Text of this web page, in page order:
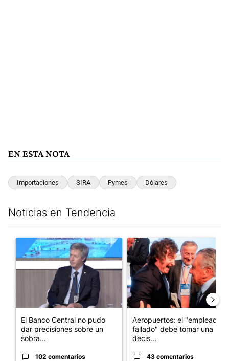
EN ESTA NOTA
Importaciones SIRA Pymes Dólares
Noticias en Tendencia
Un artículo de tendencia con el título "El Banco Central no
El Banco Central no pudo
dar precisiones sobre un
sobra...
102 comentarios
Un artículo de tendencia con
Aeropuertos: el "empleado
fallado" debe tomar una
decis...
43 comentarios